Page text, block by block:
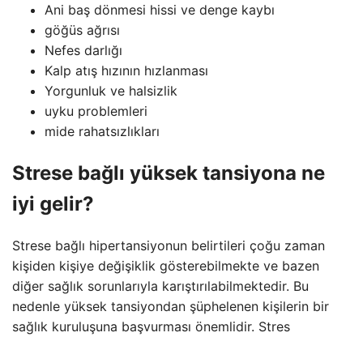
Ani baş dönmesi hissi ve denge kaybı
göğüs ağrısı
Nefes darlığı
Kalp atış hızının hızlanması
Yorgunluk ve halsizlik
uyku problemleri
mide rahatsızlıkları
Strese bağlı yüksek tansiyona ne
iyi gelir?
Strese bağlı hipertansiyonun belirtileri çoğu zaman
kişiden kişiye değişiklik gösterebilmekte ve bazen
diğer sağlık sorunlarıyla karıştırılabilmektedir. Bu
nedenle yüksek tansiyondan şüphelenen kişilerin bir
sağlık kuruluşuna başvurması önemlidir. Stres